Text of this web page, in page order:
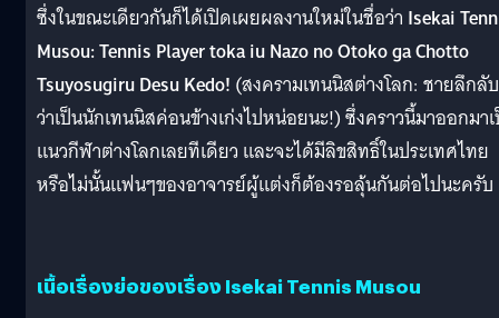
ซึ่งในขณะเดียวกันก็ได้เปิดเผยผลงานใหม่ในชื่อว่า Isekai
Musou: Tennis Player toka iu Nazo no Otoko ga Chotto
Tsuyosugiru Desu Kedo! (สงครามเทนนิสต่างโลก: ชายลึกลั
ว่าเป็นนักเทนนิสค่อนข้างเก่งไปหน่อยนะ!) ซึ่งคราวนี้มาออกมา
แนวกีฬาต่างโลกเลยทีเดียว และจะได้มีลิขสิทธิ์ในประเทศไทย
หรือไม่นั้นแฟนๆของอาจารย์ผู้แต่งก็ต้องรอลุ้นกันต่อไปนะครับ
เนื้อเรื่องย่อของเรื่อง Isekai Tennis Musou